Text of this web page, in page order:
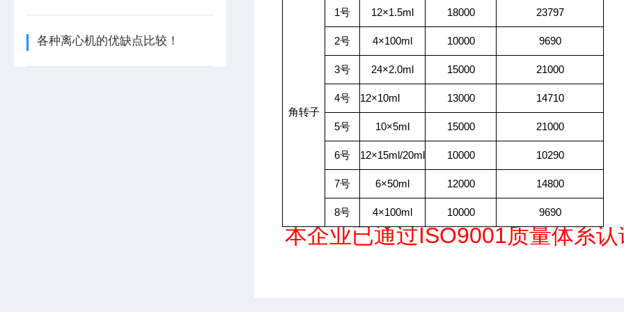
各种离心机的优缺点比较！
角转子
1号 12×1.5ml 18000 23797
2号 4×100ml 10000 9690
3号 24×2.0ml 15000 21000
4号 12×10ml 13000 14710
5号 10×5ml 15000 21000
6号 12×15ml/20ml 10000 10290
7号 6×50ml 12000 14800
8号 4×100ml 10000 9690
本企业已通过ISO9001质量体系认